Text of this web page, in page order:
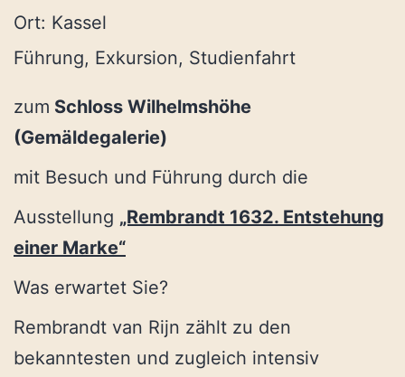
Ort: Kassel
Führung, Exkursion, Studienfahrt
zum Schloss Wilhelmshöhe
(Gemäldegalerie)
mit Besuch und Führung durch die
Ausstellung „Rembrandt 1632. Entstehung
einer Marke“
Was erwartet Sie?
Rembrandt van Rijn zählt zu den
bekanntesten und zugleich intensiv